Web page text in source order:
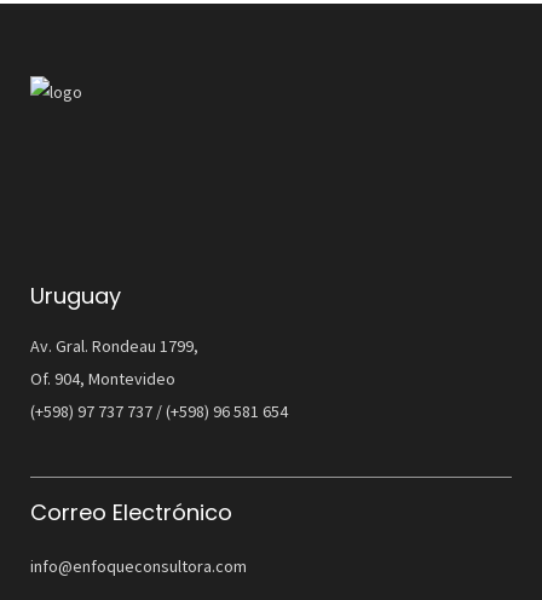
Uruguay
Av. Gral. Rondeau 1799,
Of. 904, Montevideo
(+598) 97 737 737 / (+598) 96 581 654
Correo Electrónico
info@enfoqueconsultora.com